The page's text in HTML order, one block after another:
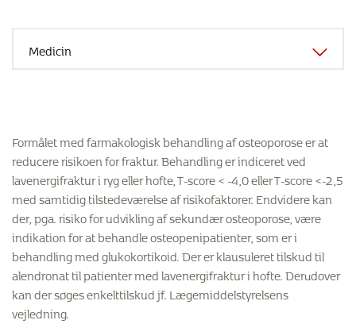
Formålet med farmakologisk behandling af osteoporose er at
reducere risikoen for fraktur. Behandling er indiceret ved
lavenergifraktur i ryg eller hofte, T-score < -4,0 eller T-score <-2,5
med samtidig tilstedeværelse af risikofaktorer. Endvidere kan
der, pga. risiko for udvikling af sekundær osteoporose, være
indikation for at behandle osteopenipatienter, som er i
behandling med glukokortikoid. Der er klausuleret tilskud til
alendronat til patienter med lavenergifraktur i hofte. Derudover
kan der søges enkelttilskud jf. Lægemiddelstyrelsens
vejledning.